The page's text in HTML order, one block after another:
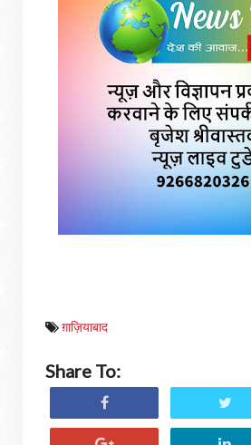
ग़ाज़ियाबाद
Share To: